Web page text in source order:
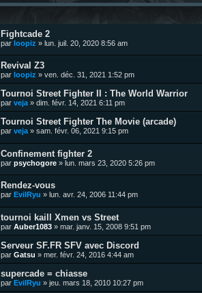
Fightcade 2
par loopiz » lun. juil. 20, 2020 8:56 am
Revival Z3
par loopiz » ven. déc. 31, 2021 1:52 pm
Tournoi Street Fighter II : The World Warrior
par veja » dim. févr. 14, 2021 6:11 pm
Tournoi Street Fighter The Movie (arcade)
par veja » sam. févr. 06, 2021 9:15 pm
Confinement fighter 2
par psychogore » lun. mars 23, 2020 5:26 pm
Rendez-vous
par EvilRyu » lun. avr. 24, 2006 11:44 pm
tournoi kaill Xmen vs Street
par Auber1083 » mar. janv. 15, 2008 9:51 pm
Serveur SF.FR SFV avec Discord
par Gatsu » mer. févr. 24, 2016 4:44 am
supercade = chiasse
par EvilRyu » jeu. mars 18, 2010 10:27 pm